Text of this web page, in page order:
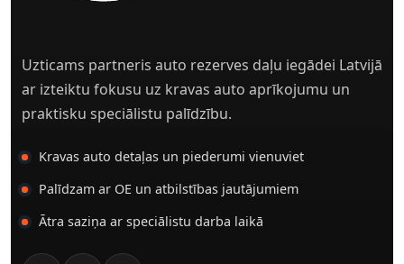
Uzticams partneris auto rezerves daļu iegādei Latvijā
ar izteiktu fokusu uz kravas auto aprīkojumu un
praktisku speciālistu palīdzību.
Kravas auto detaļas un piederumi vienuviet
Palīdzam ar OE un atbilstības jautājumiem
Ātra saziņa ar speciālistu darba laikā